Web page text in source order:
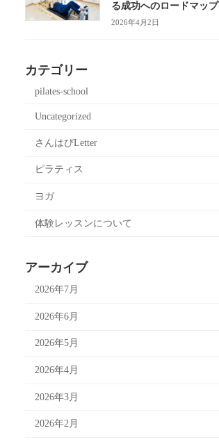
る成功へのロードマップ
2026年4月2日
カテゴリー
pilates-school
Uncategorized
さんはぴLetter
ピラティス
ヨガ
体験レッスンについて
アーカイブ
2026年7月
2026年6月
2026年5月
2026年4月
2026年3月
2026年2月